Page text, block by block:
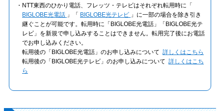
NTT東西のひかり電話、フレッツ・テレビはそれぞれ転用時に「
BIGLOBE光電話 」「 BIGLOBE光テレビ 」に一部の場合を除き引き
継ぐことが可能です。転用時に「BIGLOBE光電話」「BIGLOBE光テ
レビ」を新規で申し込みすることはできません。転用完了後にお電話
でお申し込みください。
転用後の「BIGLOBE光電話」のお申し込みについて 詳しくはこちら
転用後の「BIGLOBE光テレビ」のお申し込みについて 詳しくはこち
ら